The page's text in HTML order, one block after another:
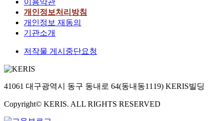
이용약관
개인정보처리방침
개인정보 재동의
기관소개
저작물 게시중단요청
41061 대구광역시 동구 동내로 64(동내동1119) KERIS빌딩
Copyright© KERIS. ALL RIGHTS RESERVED